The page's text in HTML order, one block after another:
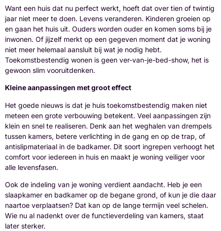
Want een huis dat nu perfect werkt, hoeft dat over tien of twintig
jaar niet meer te doen. Levens veranderen. Kinderen groeien op
en gaan het huis uit. Ouders worden ouder en komen soms bij je
inwonen. Of jijzelf merkt op een gegeven moment dat je woning
niet meer helemaal aansluit bij wat je nodig hebt.
Toekomstbestendig wonen is geen ver-van-je-bed-show, het is
gewoon slim vooruitdenken.
Kleine aanpassingen met groot effect
Het goede nieuws is dat je huis toekomstbestendig maken niet
meteen een grote verbouwing betekent. Veel aanpassingen zijn
klein en snel te realiseren. Denk aan het weghalen van drempels
tussen kamers, betere verlichting in de gang en op de trap, of
antislipmateriaal in de badkamer. Dit soort ingrepen verhoogt het
comfort voor iedereen in huis en maakt je woning veiliger voor
alle levensfasen.
Ook de indeling van je woning verdient aandacht. Heb je een
slaapkamer en badkamer op de begane grond, of kun je die daar
naartoe verplaatsen? Dat kan op de lange termijn veel schelen.
Wie nu al nadenkt over de functieverdeling van kamers, staat
later sterker.